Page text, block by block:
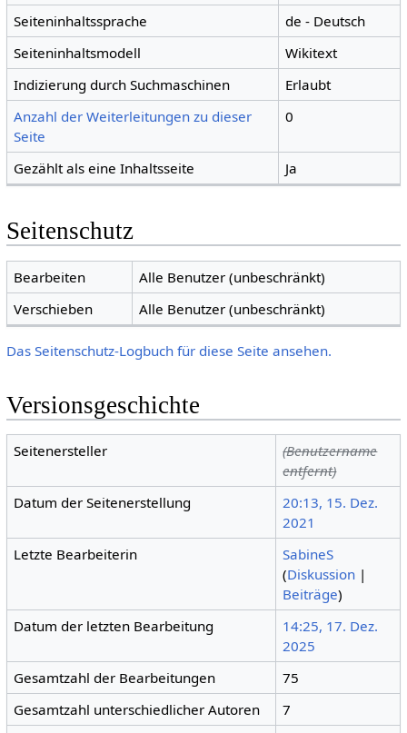
Seiteninhaltssprache
de - Deutsch
Seiteninhaltsmodell
Wikitext
Indizierung durch Suchmaschinen
Erlaubt
Anzahl der Weiterleitungen zu dieser
Seite
0
Gezählt als eine Inhaltsseite Ja
Seitenschutz
Bearbeiten
Alle Benutzer (unbeschränkt)
Verschieben
Alle Benutzer (unbeschränkt)
Das Seitenschutz-Logbuch für diese Seite ansehen.
Versionsgeschichte
Seitenersteller
(Benutzername
entfernt)
Datum der Seitenerstellung
20:13, 15. Dez.
2021
Letzte Bearbeiterin
SabineS
(Diskussion |
Beiträge)
Datum der letzten Bearbeitung
14:25, 17. Dez.
2025
Gesamtzahl der Bearbeitungen
75
Gesamtzahl unterschiedlicher Autoren
7